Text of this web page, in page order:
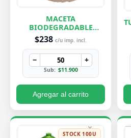
MACETA
BIODEGRADABLE
PEQUEÑA 7X8 CM
$238 c/u imp. incl.
− +
Sub: $11.900
Agregar al carrito
STOCK 100U